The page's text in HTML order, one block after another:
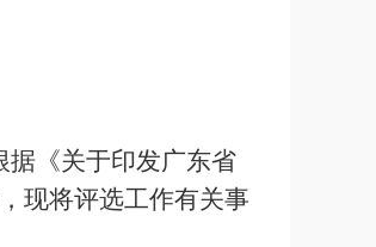
据《关于印发广东省
现将评选工作有关事